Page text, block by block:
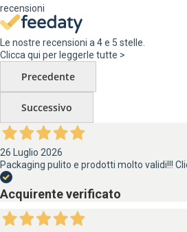
recensioni
Le nostre recensioni a 4 e 5 stelle.
Clicca qui per leggerle tutte >
Precedente
Successivo
26 Luglio 2026
Packaging pulito e prodotti molto validi!!!
Acquirente verificato